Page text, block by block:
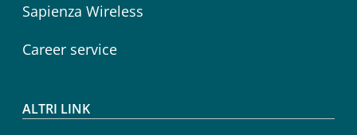
Sapienza Wireless
Career service
ALTRI LINK